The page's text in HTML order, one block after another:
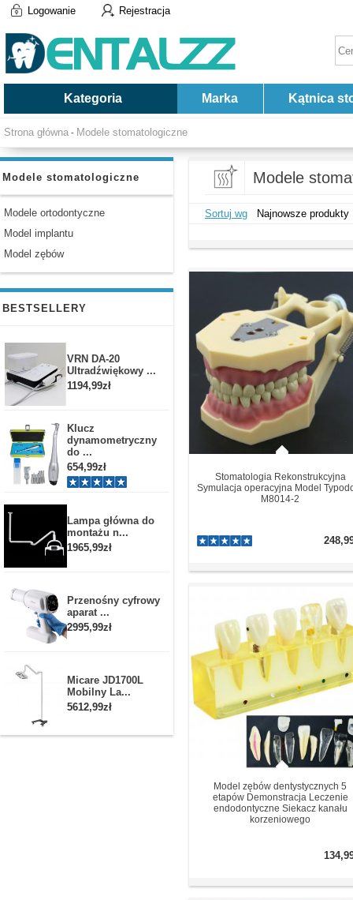
Logowanie Rejestracja
Kategoria Marka Kątnica
Strona główna - Modele stomatologiczne
Modele stomatologiczne
Modele ortodontyczne
Model implantu
Model zębów
BESTSELLERY
VRN DA-20
Ultradźwiękowy ...
1194,99zł
Klucz
dynamometryczny
do ...
654,99zł
Lampa główna do
montażu n...
1965,99zł
Przenośny cyfrowy
aparat ...
2995,99zł
Micare JD1700L
Mobilny La...
5612,99zł
Modele
Sortuj wg Najnowsze produkty
Stomatologia Rekonstrukcyjna
Symulacja operacyjna Model
M8014-2
Model zębów dentystycznych 5
etapów Demonstracja Leczenie
endodontyczne Siekacz kanału
korzeniowego